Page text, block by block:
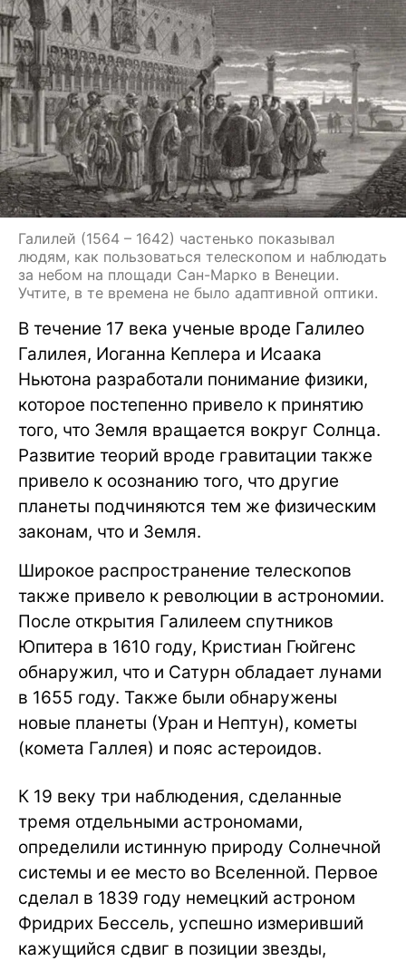
Галилей (1564 – 1642) частенько показывал
людям, как пользоваться телескопом и наблюдать
за небом на площади Сан-Марко в Венеции.
Учтите, в те времена не было адаптивной оптики.
В течение 17 века ученые вроде Галилео
Галилея, Иоганна Кеплера и Исаака
Ньютона разработали понимание физики,
которое постепенно привело к принятию
того, что Земля вращается вокруг Солнца.
Развитие теорий вроде гравитации также
привело к осознанию того, что другие
планеты подчиняются тем же физическим
законам, что и Земля.
Широкое распространение телескопов
также привело к революции в астрономии.
После открытия Галилеем спутников
Юпитера в 1610 году, Кристиан Гюйгенс
обнаружил, что и Сатурн обладает лунами
в 1655 году. Также были обнаружены
новые планеты (Уран и Нептун), кометы
(комета Галлея) и пояс астероидов.
К 19 веку три наблюдения, сделанные
тремя отдельными астрономами,
определили истинную природу Солнечной
системы и ее место во Вселенной. Первое
сделал в 1839 году немецкий астроном
Фридрих Бессель, успешно измеривший
кажущийся сдвиг в позиции звезды,